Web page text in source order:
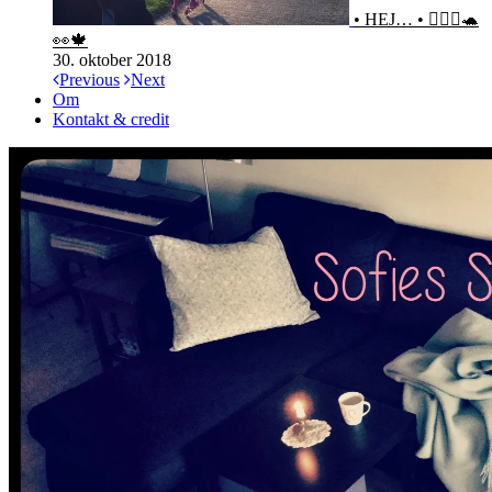
• HEJ… • 🙋🏻‍♀️🐢
👀🍁
30. oktober 2018
Previous Next
Om
Kontakt & credit